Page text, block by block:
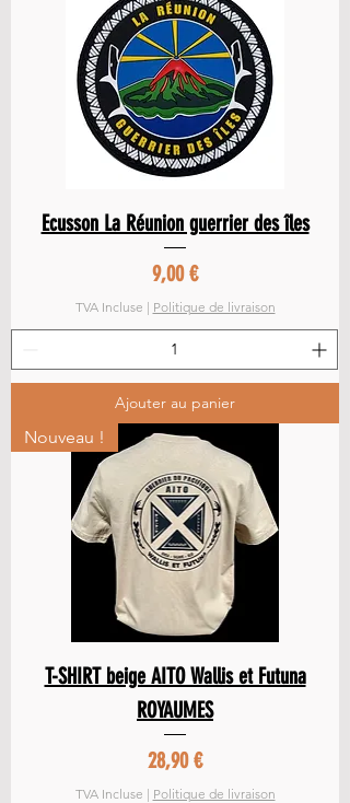
Ecusson La Réunion guerrier des îles
Prix
9,00 €
TVA Incluse | Politique de livraison
Ajouter au panier
Nouveau !
T-SHIRT beige AITO Wallis et Futuna
ROYAUMES
Prix
28,90 €
TVA Incluse | Politique de livraison